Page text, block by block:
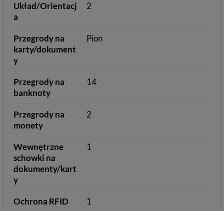
Układ/Orientacj
a
2
Przegrody na
karty/dokument
y
Pion
Przegrody na
banknoty
14
Przegrody na
monety
2
Wewnętrzne
schowki na
dokumenty/kart
y
1
Ochrona RFID 1